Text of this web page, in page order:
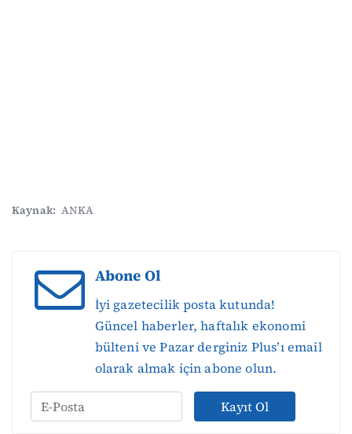
Kaynak: ANKA
Abone Ol
İyi gazetecilik posta kutunda!
Güncel haberler, haftalık ekonomi
bülteni ve Pazar derginiz Plus’ı email
olarak almak için abone olun.
Kayıt Ol